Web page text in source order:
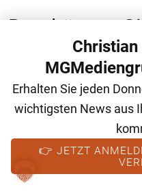
Das könnte
interessieren
Christian
Erhalten Sie jeden
wichtigsten News aus
👉 JETZT